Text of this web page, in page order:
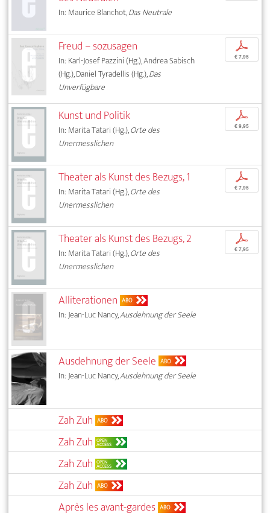
In: Maurice Blanchot,Das Neutrale
Freud – sozusagen
In: Karl-Josef Pazzini (Hg.), Andrea Sabisch
(Hg.), Daniel Tyradellis (Hg.),Das
Unverfügbare
p
€ 7,95
Kunst und Politik
In: Marita Tatari (Hg.),Orte des
Unermesslichen
p
€ 9,95
Theater als Kunst des Bezugs, 1
In: Marita Tatari (Hg.),Orte des
Unermesslichen
p
€ 7,95
Theater als Kunst des Bezugs, 2
In: Marita Tatari (Hg.),Orte des
Unermesslichen
p
€ 7,95
Alliterationen ABO
In: Jean-Luc Nancy,Ausdehnung der Seele
Ausdehnung der Seele ABO
In: Jean-Luc Nancy,Ausdehnung der Seele
Zah Zuh ABO
Zah Zuh OPEN
ACCESS
Zah Zuh OPEN
ACCESS
Zah Zuh ABO
Après les avant-gardes ABO